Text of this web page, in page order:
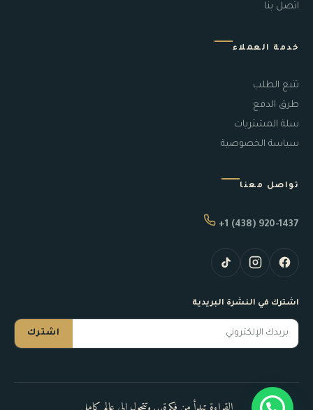
اتصل بنا
خدمة العملاء
تتبع الطلب
طرق الدفع
سلة المشتريات
سياسة الخصوصية
تواصل معنا
+1 (438) 920-1437
اشترك في النشرة البريدية
اشترك